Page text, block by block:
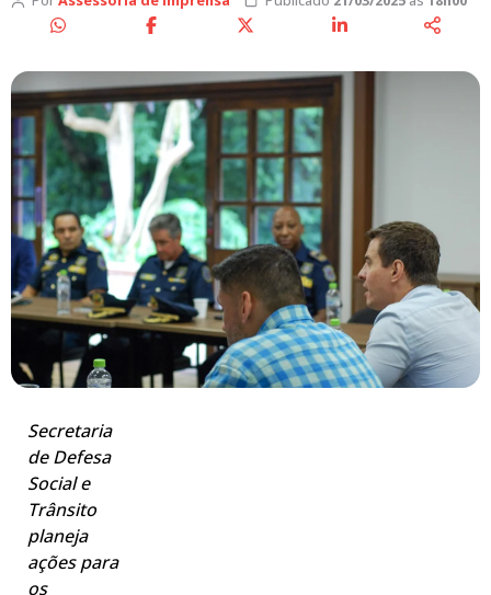
Secretaria
de Defesa
Social e
Trânsito
planeja
ações para
os